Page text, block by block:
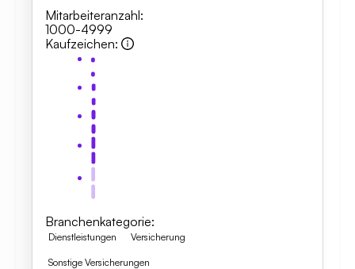
Mitarbeiteranzahl:
1000-4999
Kaufzeichen:
Branchenkategorie:
Dienstleistungen Versicherung
Sonstige Versicherungen